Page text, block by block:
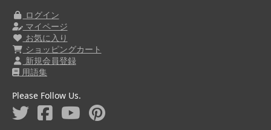
ログイン
マイページ
お気に入り
ショッピングカート
新規会員登録
用語集
Please Follow Us.